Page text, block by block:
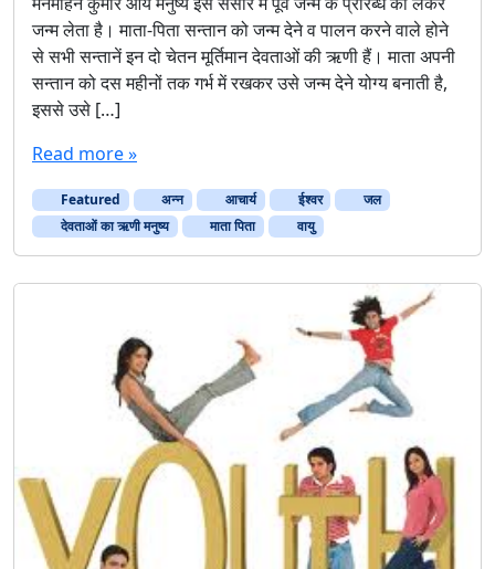
जन्म लेता है। माता-पिता सन्तान को जन्म देने व पालन करने वाले होने
से सभी सन्तानें इन दो चेतन मूर्तिमान देवताओं की ऋणी हैं। माता अपनी
सन्तान को दस महीनों तक गर्भ में रखकर उसे जन्म देने योग्य बनाती है,
इससे उसे […]
Read more »
Featured अन्न आचार्य ईश्वर
जल
देवताओं का ऋणी मनुष्य
माता पिता वायु